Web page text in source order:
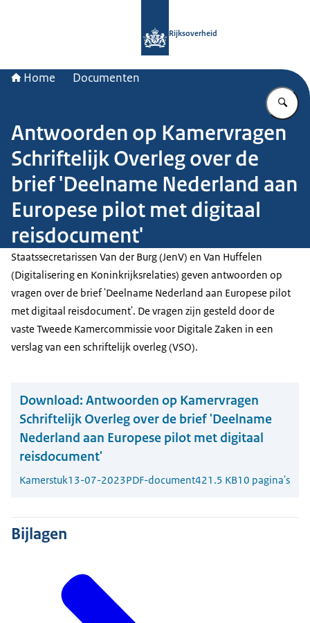
Rijksoverheid
Home Documenten
Antwoorden op Kamervragen
Schriftelijk Overleg over de
brief 'Deelname Nederland aan
Europese pilot met digitaal
reisdocument'
Staatssecretarissen Van der Burg (JenV) en Van Huffelen
(Digitalisering en Koninkrijksrelaties) geven antwoorden op
vragen over de brief 'Deelname Nederland aan Europese pilot
met digitaal reisdocument'. De vragen zijn gesteld door de
vaste Tweede Kamercommissie voor Digitale Zaken in een
verslag van een schriftelijk overleg (VSO).
Download: Antwoorden op Kamervragen
Schriftelijk Overleg over de brief 'Deelname
Nederland aan Europese pilot met digitaal
reisdocument'
Kamerstuk13-07-2023PDF-document421.5 KB10 pagina's
Bijlagen